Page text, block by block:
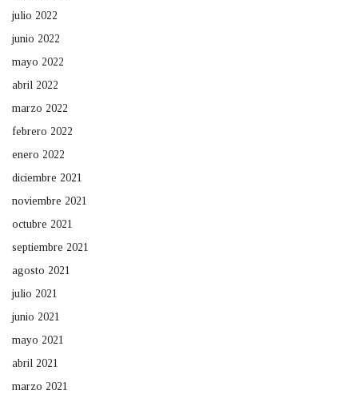
julio 2022
junio 2022
mayo 2022
abril 2022
marzo 2022
febrero 2022
enero 2022
diciembre 2021
noviembre 2021
octubre 2021
septiembre 2021
agosto 2021
julio 2021
junio 2021
mayo 2021
abril 2021
marzo 2021